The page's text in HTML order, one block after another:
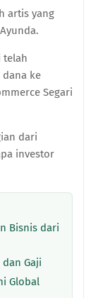
artis yang
telah
ke
Segari
dari
investor
Bisnis dari
Gaji
Global